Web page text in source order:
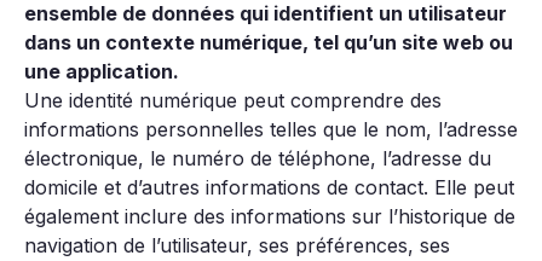
ensemble de données qui identifient un utilisateur
dans un contexte numérique, tel qu’un site web ou
une application.
Une identité numérique peut comprendre des
informations personnelles telles que le nom, l’adresse
électronique, le numéro de téléphone, l’adresse du
domicile et d’autres informations de contact. Elle peut
également inclure des informations sur l’historique de
navigation de l’utilisateur, ses préférences, ses